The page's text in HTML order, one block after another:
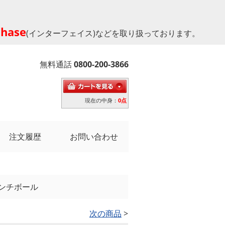
(インターフェイス)などを取り扱っております。
無料通話0800-200-3866
現在の中身： 0点
注文履歴 お問い合わせ
チボール
次の商品 >